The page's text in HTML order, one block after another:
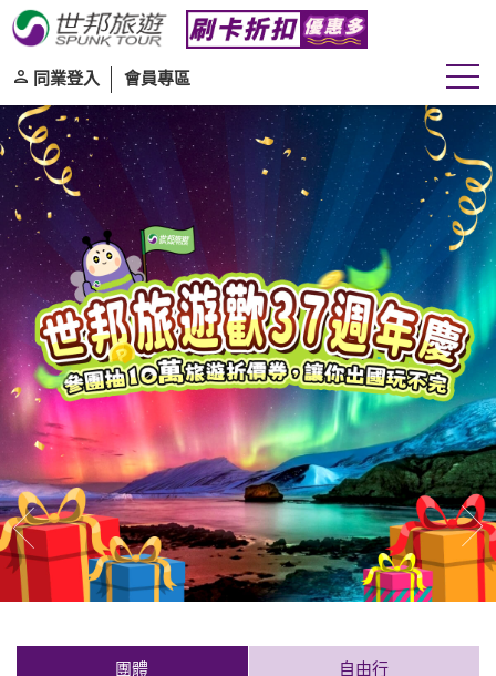
同業登入 會員專區
往前
團體 自由行
旅遊區域 目的地
出發期間
可報名 保證出發 找行程
限時搶購